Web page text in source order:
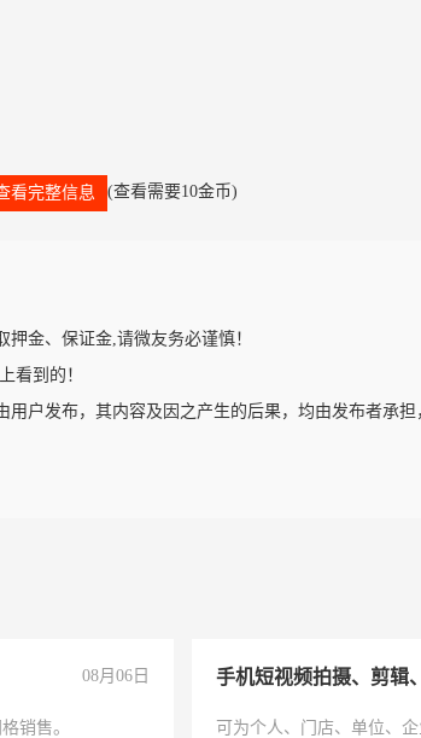
看完整信息 (查看需要10金币)
金、保证金,请微友务必谨慎！
上看到的！
用户发布，其内容及因之产生的后果，均由发布者承担
08月06日
销售。
手机短视频拍摄、剪辑
可为个人、门店、单位、